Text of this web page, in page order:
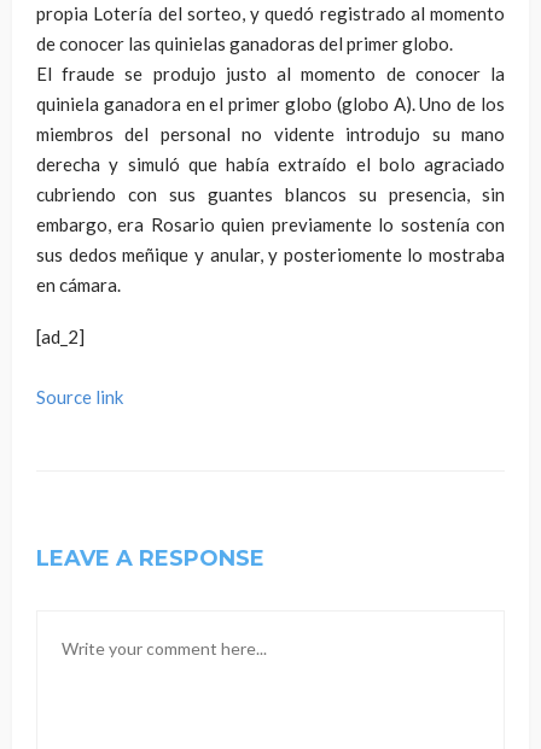
propia Lotería del sorteo, y quedó registrado al momento
de conocer las quinielas ganadoras del primer globo.
El fraude se produjo justo al momento de conocer la
quiniela ganadora en el primer globo (globo A). Uno de los
miembros del personal no vidente introdujo su mano
derecha y simuló que había extraído el bolo agraciado
cubriendo con sus guantes blancos su presencia, sin
embargo, era Rosario quien previamente lo sostenía con
sus dedos meñique y anular, y posteriomente lo mostraba
en cámara.
[ad_2]
Source link
LEAVE A RESPONSE